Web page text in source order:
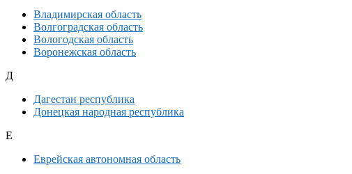
Владимирская область
Волгоградская область
Вологодская область
Воронежская область
Д
Дагестан республика
Донецкая народная республика
Е
Еврейская автономная область